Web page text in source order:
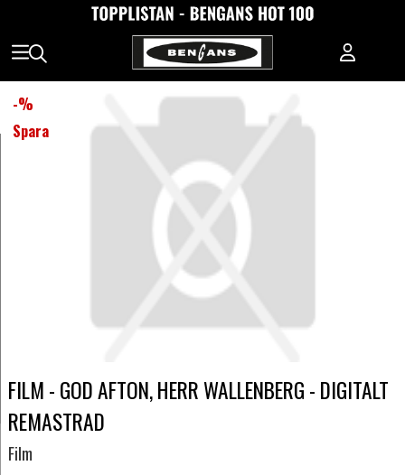
-%
Spara
FILM - GOD AFTON, HERR WALLENBERG - DIGITALT
REMASTRAD
Film